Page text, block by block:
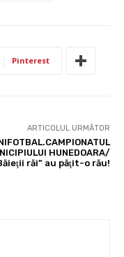
Pinterest
ARTICOLUL URMĂTOR
HUNEDOARA/
răi” au păţit-o rău!